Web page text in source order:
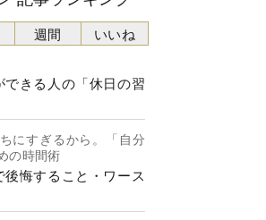
きる人の「休日の習
にすぎるから。「自分
の時間術
悔すること・ワース
週間 いいね